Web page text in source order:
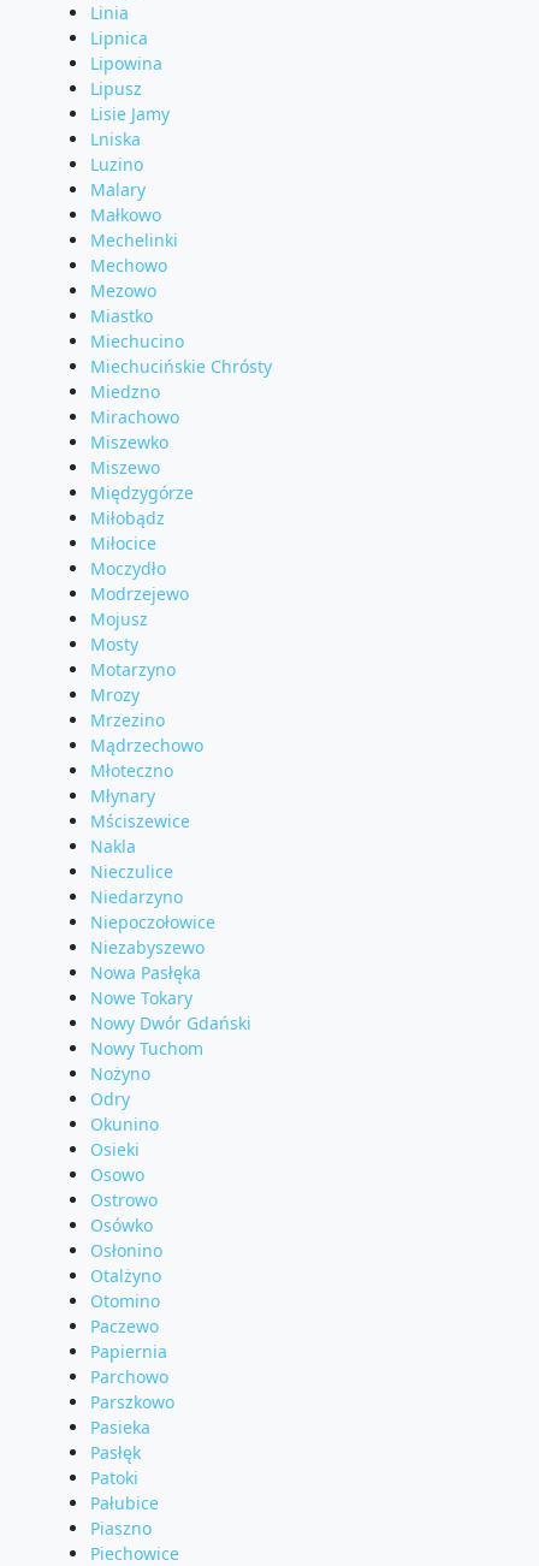
Linia
Lipnica
Lipowina
Lipusz
Lisie Jamy
Lniska
Luzino
Malary
Małkowo
Mechelinki
Mechowo
Mezowo
Miastko
Miechucino
Miechucińskie Chrósty
Miedzno
Mirachowo
Miszewko
Miszewo
Międzygórze
Miłobądz
Miłocice
Moczydło
Modrzejewo
Mojusz
Mosty
Motarzyno
Mrozy
Mrzezino
Mądrzechowo
Młoteczno
Młynary
Mściszewice
Nakla
Nieczulice
Niedarzyno
Niepoczołowice
Niezabyszewo
Nowa Pasłęka
Nowe Tokary
Nowy Dwór Gdański
Nowy Tuchom
Nożyno
Odry
Okunino
Osieki
Osowo
Ostrowo
Osówko
Osłonino
Otalżyno
Otomino
Paczewo
Papiernia
Parchowo
Parszkowo
Pasieka
Pasłęk
Patoki
Pałubice
Piaszno
Piechowice